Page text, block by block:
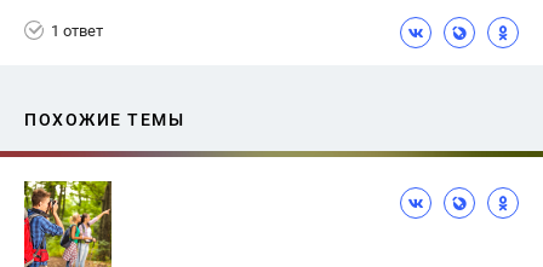
1 ответ
ПОХОЖИЕ ТЕМЫ